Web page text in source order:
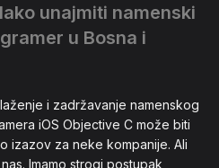
unajmiti namenski
u Bosna i
i zadržavanje namenskog
iOS Objective C može biti
izazov za neke kompanije. Ali
Imamo strogi postupak